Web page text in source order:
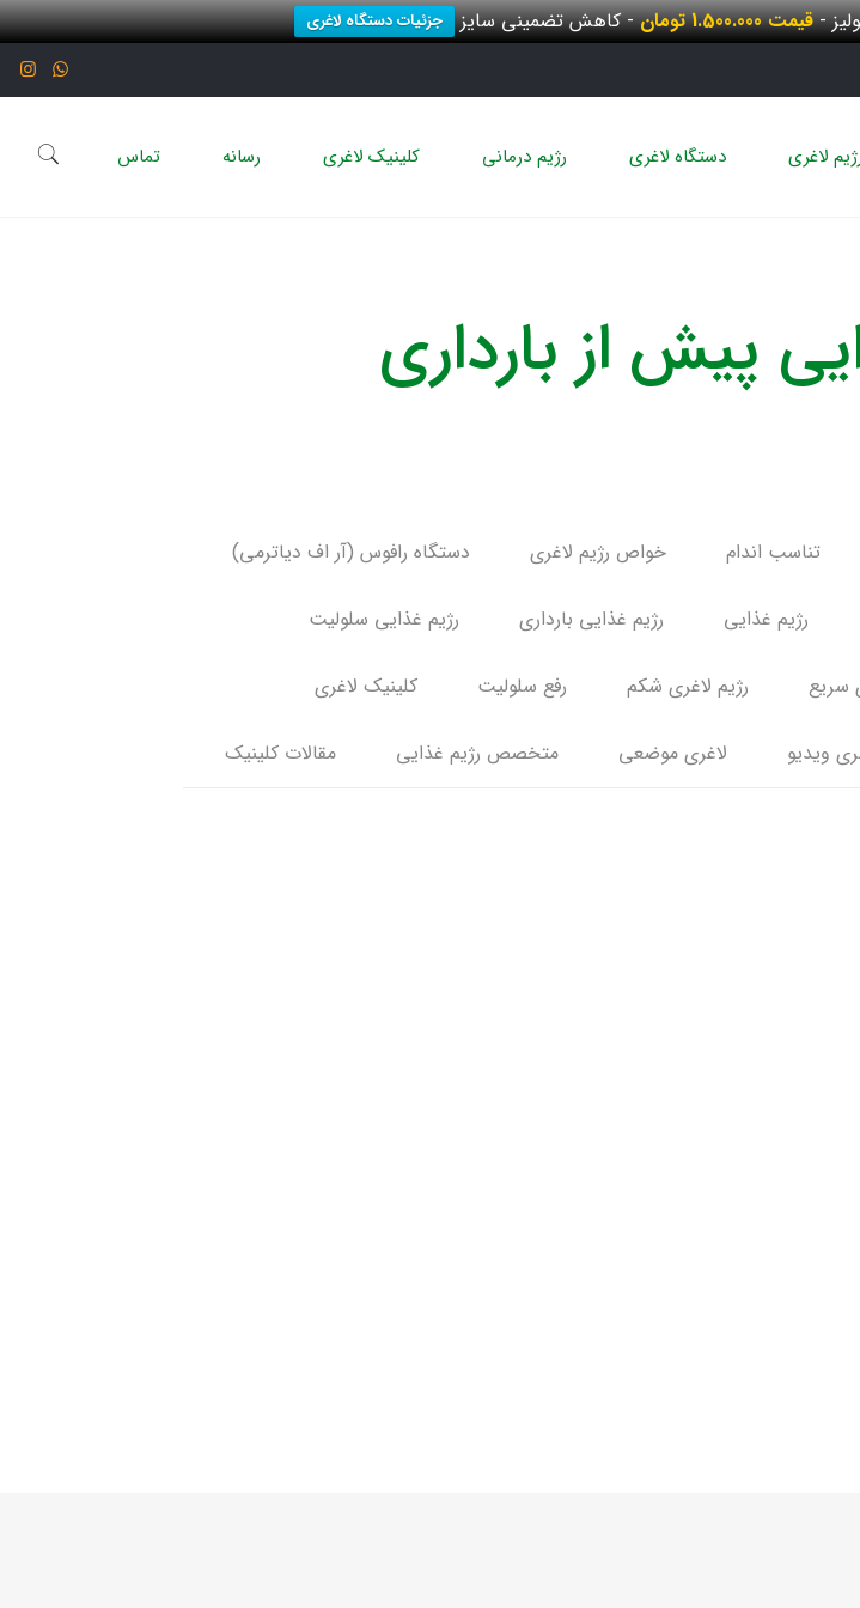
-قیمت 1.500.000 تومان - کاهش تضمینی سایز جزئیات دستگاه لاغری
لاغری دستگاه لاغری رژیم درمانی کلینیک لاغری رسانه تماس
پیش از بارداری
تناسب اندام خواص رژیم لاغری دستگاه رافوس (آر اف دیاترمی)
رژیم غذایی رژیم غذایی بارداری رژیم غذایی سلولیت
سریع رژیم لاغری شکم رفع سلولیت کلینیک لاغری
ویدیو لاغری موضعی متخصص رژیم غذایی مقالات کلینیک